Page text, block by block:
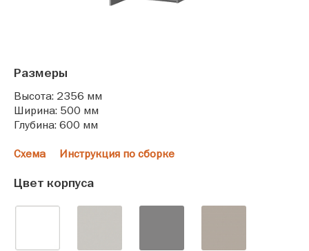
Размеры
Высота: 2356 мм
Ширина: 500 мм
Глубина: 600 мм
Схема Инструкция по сборке
Цвет корпуса